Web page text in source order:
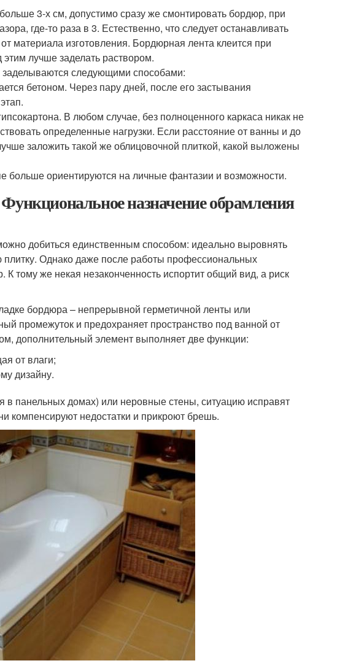
3-х см, допустимо сразу же смонтировать бордюр, при
где-то раза в 3. Естественно, что следует останавливать
материала изготовления. Бордюрная лента клеится при
лучше заделать раствором.
заделываются следующими способами:
бетоном. Через пару дней, после его застывания
В любом случае, без полноценного каркаса никак не
определенные нагрузки. Если расстояние от ванны и до
заложить такой же облицовочной плиткой, какой выложены
больше ориентируются на личные фантазии и возможности.
назначение обрамления
добиться единственным способом: идеально выровнять
плитку. Однако даже после работы профессиональных
К тому же некая незаконченность испортит общий вид, а риск
бордюра – непрерывной герметичной ленты или
промежуток и предохраняет пространство под ванной от
дополнительный элемент выполняет две функции:
от влаги;
дизайну.
в панельных домах) или неровные стены, ситуацию исправят
компенсируют недостатки и прикроют брешь.